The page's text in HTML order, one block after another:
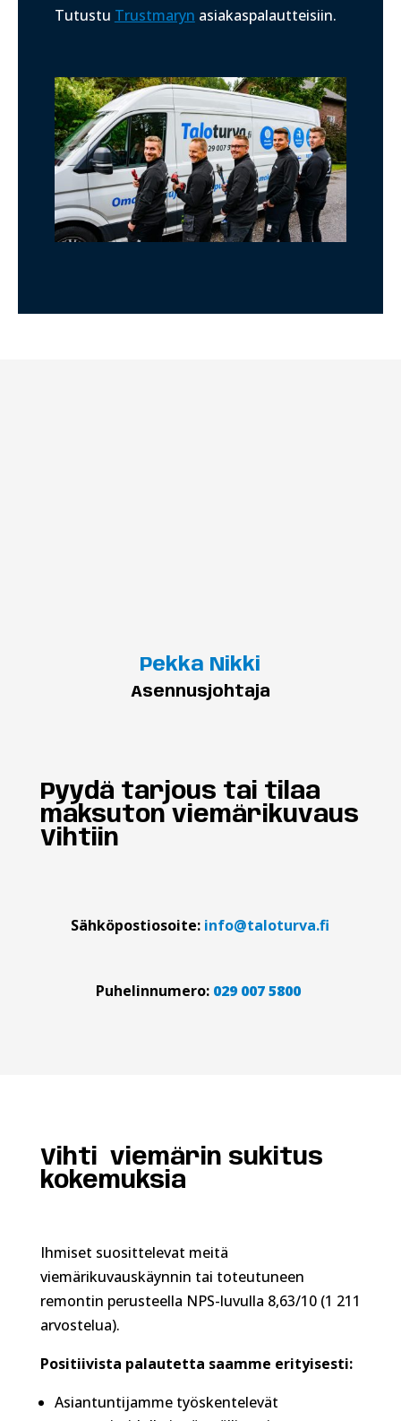
Tutustu Trustmaryn asiakaspalautteisiin.
Pekka Nikki
Asennusjohtaja
Pyydä tarjous tai tilaa
maksuton viemärikuvaus
Vihtiin
Sähköpostiosoite: info@taloturva.fi
Puhelinnumero: 029 007 5800
Vihti viemärin sukitus
kokemuksia
Ihmiset suosittelevat meitä
viemärikuvauskäynnin tai toteutuneen
remontin perusteella NPS-luvulla 8,63/10 (1 211
arvostelua).
Positiivista palautetta saamme erityisesti:
Asiantuntijamme työskentelevät